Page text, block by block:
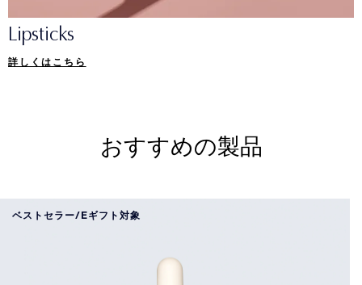
Lipsticks
詳しくはこちら
おすすめの製品
ベストセラー/Eギフト対象